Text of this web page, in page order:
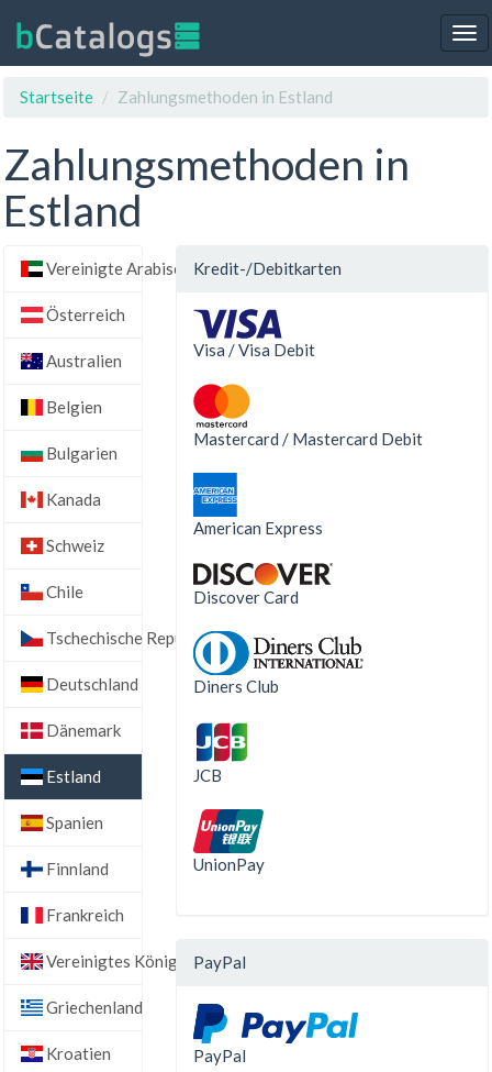
Startseite
Zahlungsmethoden in Estland
Zahlungsmethoden in
Estland
Vereinigte Arabische Emirate
Österreich
Australien
Belgien
Bulgarien
Kanada
Schweiz
Chile
Tschechische Republik
Deutschland
Dänemark
Estland
Spanien
Finnland
Frankreich
Vereinigtes Königreich
Griechenland
Kroatien
Kredit-/Debitkarten
Visa / Visa Debit
Mastercard / Mastercard Debit
American Express
Discover Card
Diners Club
JCB
UnionPay
PayPal
PayPal